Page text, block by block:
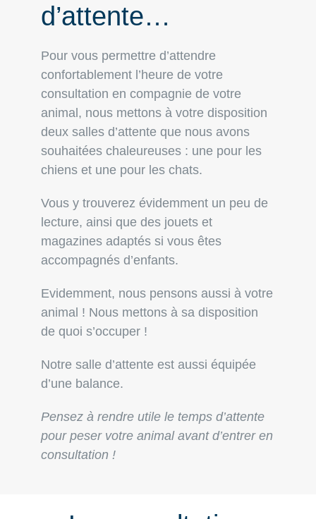
d’attente…
Pour vous permettre d’attendre
confortablement l’heure de votre
consultation en compagnie de votre
animal, nous mettons à votre disposition
deux salles d’attente que nous avons
souhaitées chaleureuses : une pour les
chiens et une pour les chats.
Vous y trouverez évidemment un peu de
lecture, ainsi que des jouets et
magazines adaptés si vous êtes
accompagnés d’enfants.
Evidemment, nous pensons aussi à votre
animal ! Nous mettons à sa disposition
de quoi s’occuper !
Notre salle d’attente est aussi équipée
d’une balance.
Pensez à rendre utile le temps d’attente
pour peser votre animal avant d’entrer en
consultation !